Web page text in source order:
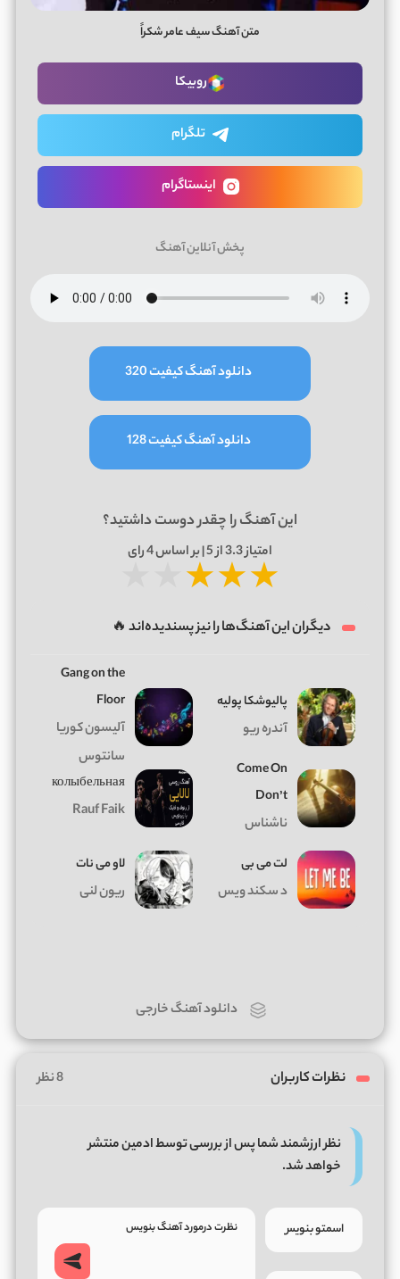
متن آهنگ سیف عامر شکراً
روبیکا
تلگرام
اینستاگرام
پخش آنلاین آهنگ
دانلود آهنگ کیفیت 320
دانلود آهنگ کیفیت 128
این آهنگ را چقدر دوست داشتید؟
امتیاز3.3از 5 | بر اساس 4رای
★★★
دیگران این آهنگ‌ها را نیز پسندیده‌اند 🔥
پالیوشکا پولیه
آندره ریو
Gang on the
Floor
آلیسون کوریا
سانتوس
Come On
Don’t
ناشناس
колыбельная
Rauf Faik
لت می بی
د سکند ویس
لاو می نات
ریون لنی
دانلود آهنگ خارجی
نظرات کاربران 8 نظر
نظر ارزشمند شما پس از بررسی توسط ادمین منتشر
خواهد شد.